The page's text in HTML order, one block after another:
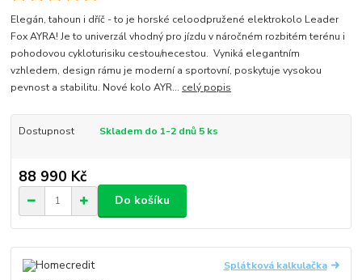
Elegán, tahoun i dříč - to je horské celoodpružené elektrokolo Leader
Fox AYRA! Je to univerzál vhodný pro jízdu v náročném rozbitém terénu i
pohodovou cykloturisiku cestou/necestou. Vyniká elegantním
vzhledem, design rámu je moderní a sportovní, poskytuje vysokou
pevnost a stabilitu. Nové kolo AYR... celý popis
Dostupnost Skladem do 1-2 dnů 5 ks
88 990 Kč
Do košíku
Splátková kalkulačka